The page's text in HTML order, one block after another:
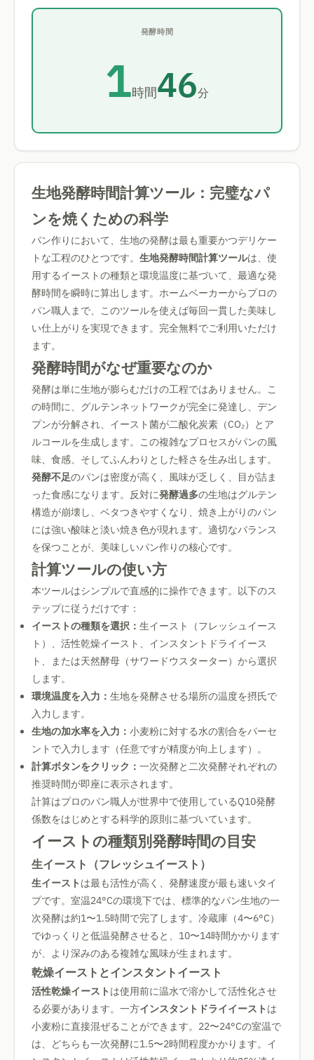
発酵時間
1時間46分
生地発酵時間計算ツール：完璧なパ
ンを焼くための科学
パン作りにおいて、生地の発酵は最も重要かつデリケー
トな工程のひとつです。 生地発酵時間計算ツールは、使
用するイーストの種類と環境温度に基づいて、最適な発
酵時間を瞬時に算出します。ホームベーカーからプロの
パン職人まで、このツールを使えば毎回一貫した美味し
い仕上がりを実現できます。完全無料でご利用いただけ
ます。
発酵時間がなぜ重要なのか
発酵は単に生地が膨らむだけの工程ではありません。こ
の時間に、グルテンネットワークが完全に発達し、デン
プンが分解され、イースト菌が二酸化炭素（CO₂）とア
ルコールを生成します。この複雑なプロセスがパンの風
味、食感、そしてふんわりとした軽さを生み出します。
発酵不足のパンは密度が高く、風味が乏しく、目が詰ま
った食感になります。反対に発酵過多の生地はグルテン
構造が崩壊し、ベタつきやすくなり、焼き上がりのパン
には強い酸味と淡い焼き色が現れます。適切なバランス
を保つことが、美味しいパン作りの核心です。
計算ツールの使い方
本ツールはシンプルで直感的に操作できます。以下のス
テップに従うだけです：
イーストの種類を選択： 生イースト（フレッシュイース
ト）、活性乾燥イースト、インスタントドライイース
ト、または天然酵母（サワードウスターター）から選択
します。
環境温度を入力： 生地を発酵させる場所の温度を摂氏で
入力します。
生地の加水率を入力： 小麦粉に対する水の割合をパーセ
ントで入力します（任意ですが精度が向上します）。
計算ボタンをクリック： 一次発酵と二次発酵それぞれの
推奨時間が即座に表示されます。
計算はプロのパン職人が世界中で使用しているQ10発酵
係数をはじめとする科学的原則に基づいています。
イーストの種類別発酵時間の目安
生イースト（フレッシュイースト）
生イースト は最も活性が高く、発酵速度が最も速いタイ
プです。室温24°Cの環境下では、標準的なパン生地の一
次発酵は約1〜1.5時間で完了します。冷蔵庫（4〜6°C）
でゆっくりと低温発酵させると、10〜14時間かかります
が、より深みのある複雑な風味が生まれます。
乾燥イーストとインスタントイースト
活性乾燥イースト は使用前に温水で溶かして活性化させ
る必要があります。一方インスタントドライイースト は
小麦粉に直接混ぜることができます。22〜24°Cの室温で
は、どちらも一次発酵に1.5〜2時間程度かかります。イ